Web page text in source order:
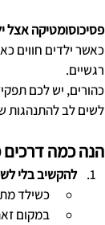
פסיכוסומטיקה אצל
כאשר ילדים חווים
רגשיים.
כהורים, יש לכם
לשים לב להתנהגות
הנה כמה
להקשיב בלי
כשילד
במקום